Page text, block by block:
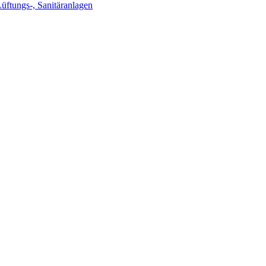
, Sanitäranlagen